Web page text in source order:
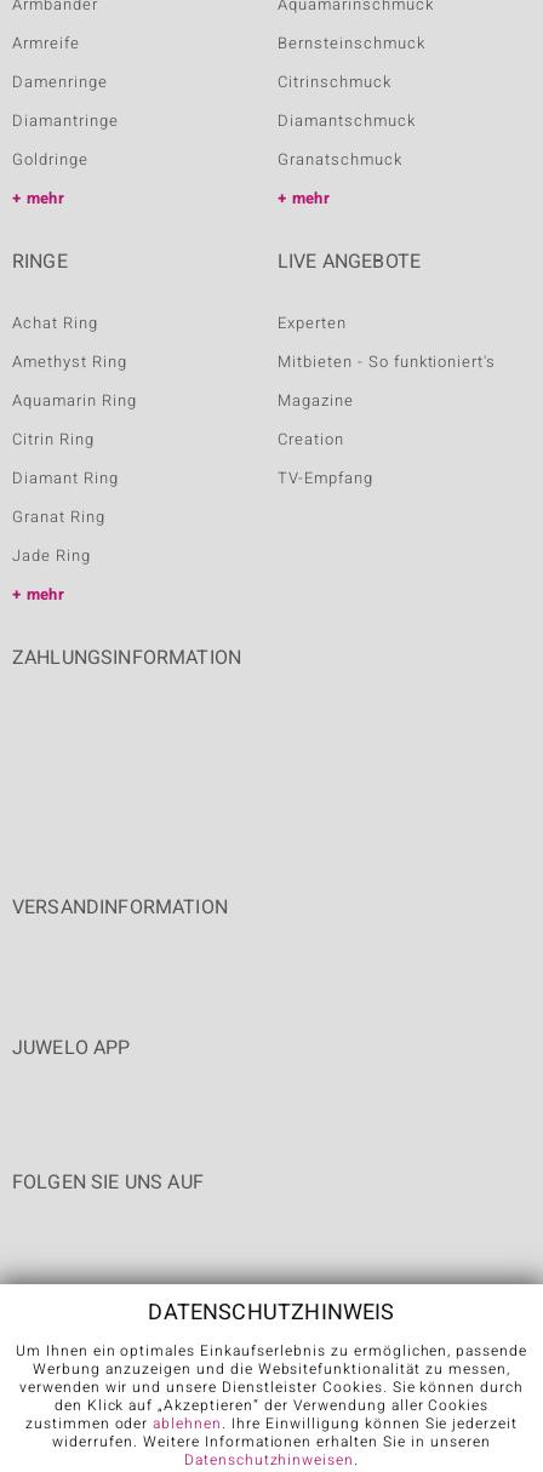
Armreife
Damenringe
Diamantringe
Goldringe
mehr
Bernsteinschmuck
Citrinschmuck
Diamantschmuck
Granatschmuck
mehr
RINGE
Achat Ring
Amethyst Ring
Aquamarin Ring
Citrin Ring
Diamant Ring
Granat Ring
Jade Ring
mehr
LIVE ANGEBOTE
Experten
Mitbieten - So funktioniert's
Magazine
Creation
TV-Empfang
ZAHLUNGSINFORMATION
VERSANDINFORMATION
JUWELO APP
FOLGEN SIE UNS AUF
Karriere AGB Datenschutz Cookies Impressum
Kontakt
Vertrag widerrufen
Further languages:
DATENSCHUTZHINWEIS
Um Ihnen ein optimales Einkaufserlebnis zu ermöglichen, passende
Werbung anzuzeigen und die Websitefunktionalität zu messen,
verwenden wir und unsere Dienstleister Cookies. Sie können durch
den Klick auf „Akzeptieren“ der Verwendung aller Cookies
zustimmen oderablehnen. Ihre Einwilligung können Sie jederzeit
widerrufen. Weitere Informationen erhalten Sie in unseren
Datenschutzhinweisen.